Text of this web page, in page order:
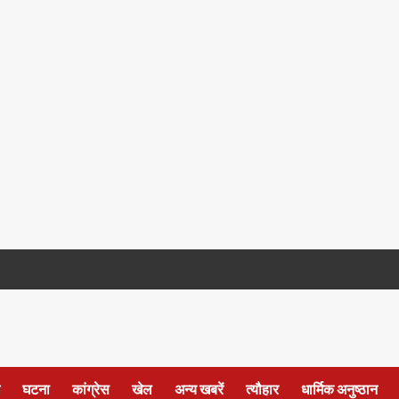
घटना कांग्रेस खेल अन्य खबरें त्यौहार धार्मिक अनुष्ठान